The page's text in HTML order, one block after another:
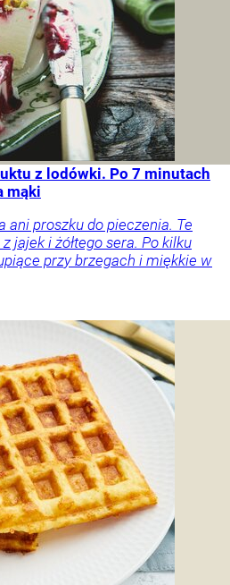
z lodówki. Po 7 minutach
mąki
ani proszku do pieczenia. Te
jajek i żółtego sera. Po kilku
przy brzegach i miękkie w